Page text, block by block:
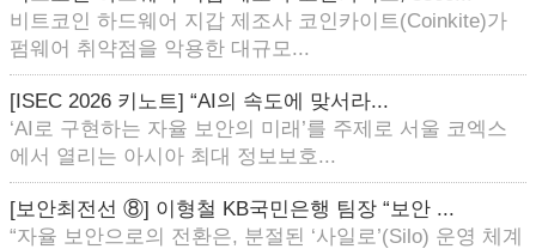
비트코인 하드웨어 지갑 제조사 코인카이트(Coinkite)가
펌웨어 취약점을 악용한 대규모...
[ISEC 2026 키노트] “AI의 속도에 맞서라...
‘AI로 구현하는 자율 보안의 미래’를 주제로 서울 코엑스
에서 열리는 아시아 최대 정보보호...
[보안최전선 ⑧] 이형철 KB국민은행 팀장 “보안 ...
“자율 보안으로의 전환은, 분절된 ‘사일로’(Silo) 운영 체계